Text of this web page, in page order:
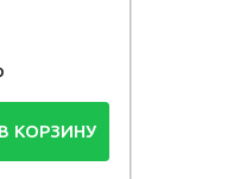
474
В КОРЗИНУ